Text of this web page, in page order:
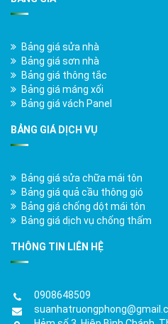
Bảng giá sửa nhà
Bảng giá sơn nhà
Bảng giá thông tắc
Bảng giá máng xối
Bảng giá vách Panel
BẢNG GIÁ DỊCH VỤ
Bảng giá sửa chữa mái tôn
Bảng giá quả cầu thông gió
Bảng giá chống dột mái tôn
Bảng giá dịch vụ chống thấm
THÔNG TIN LIÊN HỆ
0908648509